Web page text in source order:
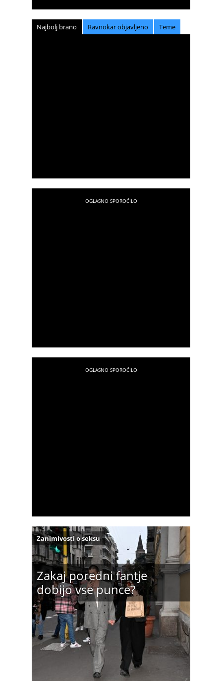
Najbolj brano Ravnokar objavljeno Teme
Zakaj poredni fantje
dobijo vse punce?
Zanimivosti o seksu